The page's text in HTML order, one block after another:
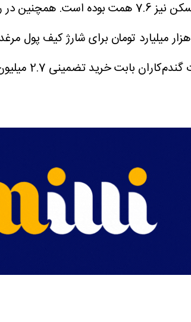
مستقیم به بخش دام و طیور پرداخت شده و در اقدامی موازی، 62